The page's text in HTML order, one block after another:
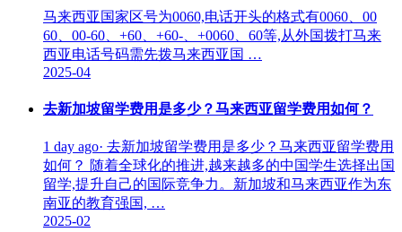
马来西亚国家区号为0060,电话开头的格式有0060、00
60、00-60、+60、+60-、+0060、60等,从外国拨打马来
西亚电话号码需先拨马来西亚国 …
2025-04
去新加坡留学费用是多少？马来西亚留学费用如何？
1 day ago· 去新加坡留学费用是多少？马来西亚留学费用
如何？ 随着全球化的推进,越来越多的中国学生选择出国
留学,提升自己的国际竞争力。新加坡和马来西亚作为东
南亚的教育强国, …
2025-02